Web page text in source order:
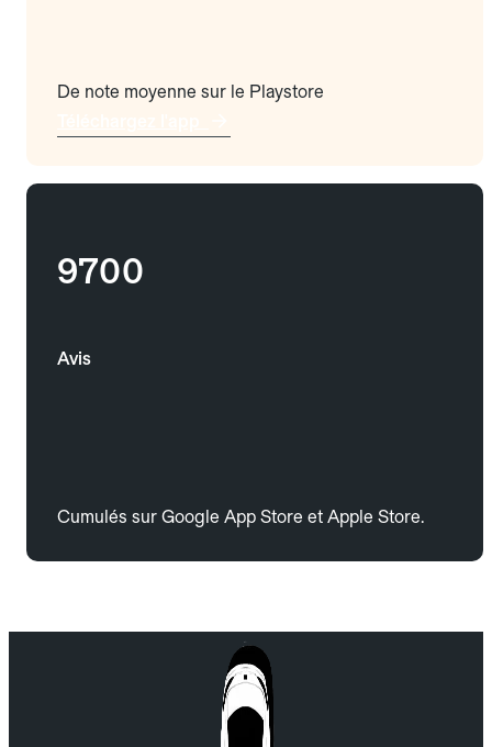
De note moyenne sur le Playstore
9700
Avis
Cumulés sur Google App Store et Apple Store.